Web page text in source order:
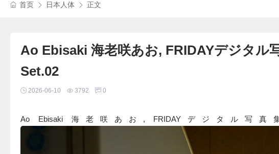
首页 日本人体 正文
Ao Ebisaki 海老咲あお, FRIDAYデジタル
Set.02
2026-06-10 3792 0
Ao Ebisaki 海老咲あお, FRIDAYデジタル写